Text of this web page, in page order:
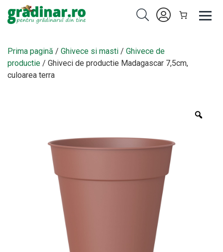
Prima pagină / Ghivece si masti / Ghivece de
productie / Ghiveci de productie Madagascar 7,5cm,
culoarea terra